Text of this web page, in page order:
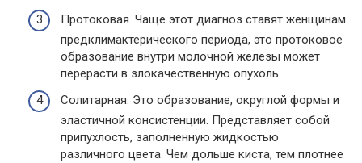
Протоковая. Чаще этот диагноз ставят женщинам
предклимактерического периода, это протоковое
образование внутри молочной железы может
перерасти в злокачественную опухоль.
Солитарная. Это образование, округлой формы и
эластичной консистенции. Представляет собой
припухлость, заполненную жидкостью
различного цвета. Чем дольше киста, тем плотнее